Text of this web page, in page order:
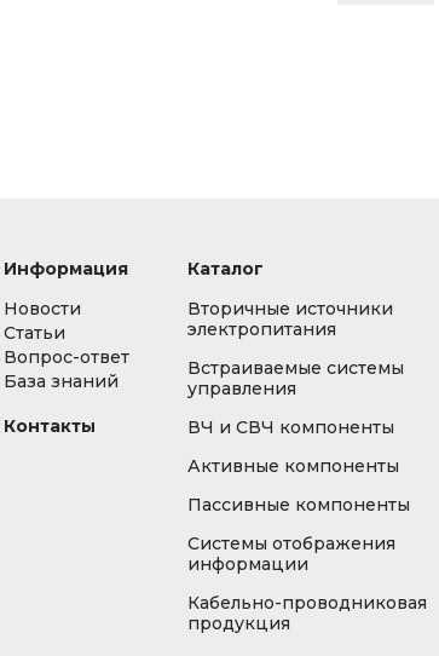
Информация
Новости
Статьи
Вопрос-ответ
База знаний
Контакты
Каталог
Вторичные источники
электропитания
Встраиваемые системы
управления
ВЧ и СВЧ компоненты
Активные компоненты
Пассивные компоненты
Системы отображения
информации
Кабельно-проводниковая
продукция